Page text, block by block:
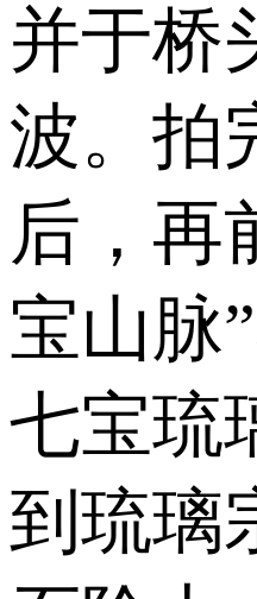
并于桥
波。拍
后，再
宝山脉
七宝琉
到琉璃